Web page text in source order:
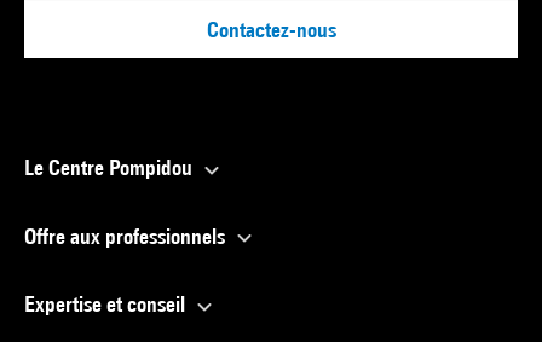
Contactez-nous
Le Centre Pompidou
Offre aux professionnels
Expertise et conseil